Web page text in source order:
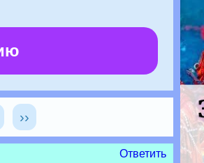
››
Ответить